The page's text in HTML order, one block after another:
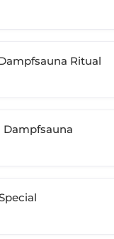
Ritual
Dampfsauna